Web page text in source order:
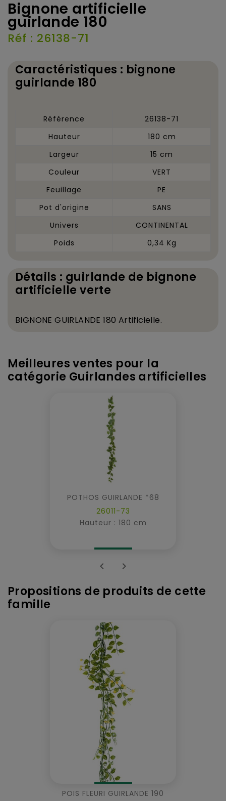
Bignone artificielle
guirlande 180
Réf : 26138-71
Caractéristiques : bignone
guirlande 180
Référence
26138-71
Hauteur
180 cm
Largeur
15 cm
Couleur
VERT
Feuillage
PE
Pot d'origine
SANS
Univers
CONTINENTAL
Poids
0,34 Kg
Détails : guirlande de bignone
artificielle verte
BIGNONE GUIRLANDE 180 Artificielle.
Meilleures ventes pour la
catégorie Guirlandes artificielles
POTHOS GUIRLANDE *68
26011-73
Hauteur : 180 cm
 
Propositions de produits de cette
famille
POIS FLEURI GUIRLANDE 190